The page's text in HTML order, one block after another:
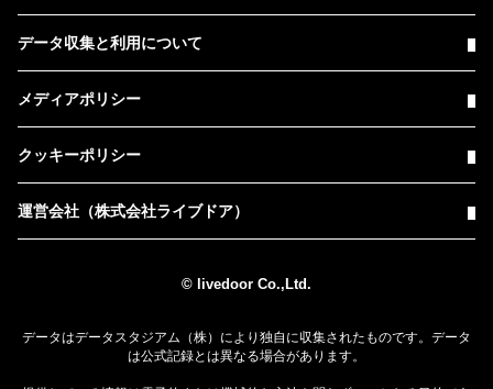
データ収集と利用について
メディアポリシー
クッキーポリシー
運営会社（株式会社ライブドア）
© livedoor Co.,Ltd.
データはデータスタジアム（株）により独自に収集されたものです。データ
は公式記録とは異なる場合があります。